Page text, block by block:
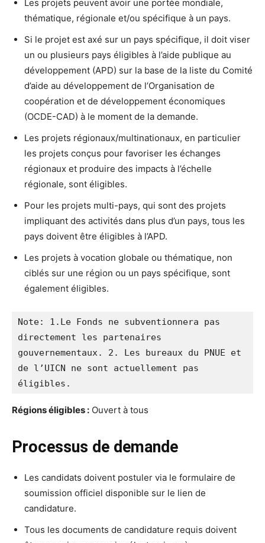
Les projets peuvent avoir une portée mondiale,
thématique, régionale et/ou spécifique à un pays.
Si le projet est axé sur un pays spécifique, il doit viser
un ou plusieurs pays éligibles à l’aide publique au
développement (APD) sur la base de la liste du Comité
d’aide au développement de l’Organisation de
coopération et de développement économiques
(OCDE-CAD) à le moment de la demande.
Les projets régionaux/multinationaux, en particulier
les projets conçus pour favoriser les échanges
régionaux et produire des impacts à l’échelle
régionale, sont éligibles.
Pour les projets multi-pays, qui sont des projets
impliquant des activités dans plus d’un pays, tous les
pays doivent être éligibles à l’APD.
Les projets à vocation globale ou thématique, non
ciblés sur une région ou un pays spécifique, sont
également éligibles.
Note: 1.Le Fonds ne subventionnera pas
directement les partenaires
gouvernementaux. 2. Les bureaux du PNUE et
de l’UICN ne sont actuellement pas
éligibles.
Régions éligibles : Ouvert à tous
Processus de demande
Les candidats doivent postuler via le formulaire de
soumission officiel disponible sur le lien de
candidature.
Tous les documents de candidature requis doivent